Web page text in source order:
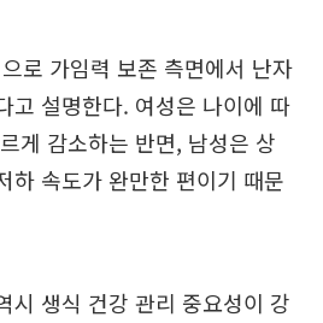
로 가임력 보존 측면에서 난자
고 설명한다. 여성은 나이에 따
게 감소하는 반면, 남성은 상
하 속도가 완만한 편이기 때문
시 생식 건강 관리 중요성이 강